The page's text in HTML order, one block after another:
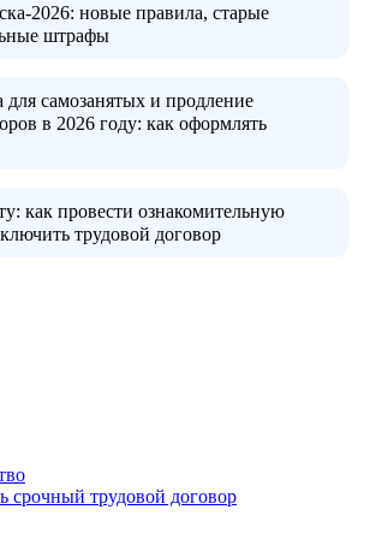
2026: новые правила, старые
штрафы
самозанятых и продление
в 2026 году: как оформлять
как провести ознакомительную
трудовой договор
срочный трудовой договор